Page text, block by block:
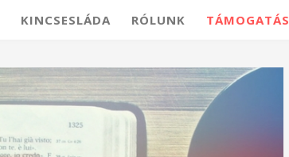
KINCSESLÁDA RÓLUNK TÁMOGATÁS